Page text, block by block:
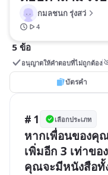
กมลชนก รุ่งสว่
4
5 ข้อ
อนุญาตให้คำตอบที่ไม่ถูกต้อง
บัตรคำ
# 1 เลือกประเภท
หากเพื่อนของคุ
เพิ่มอีก 3 เท่าข
คุณจะมีหนังสือทั้